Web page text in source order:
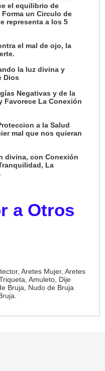
el equilibrio de
un Circulo de
representa a los 5
el mal de ojo, la
la luz divina y
Dios
Negativas y de la
Favorece La Conexión
a la Salud
mal que nos quieran
divina, con Conexión
La
a Otros
Aretes Mujer, Aretes
Amuleto, Dije
Bruja, Nudo de Bruja